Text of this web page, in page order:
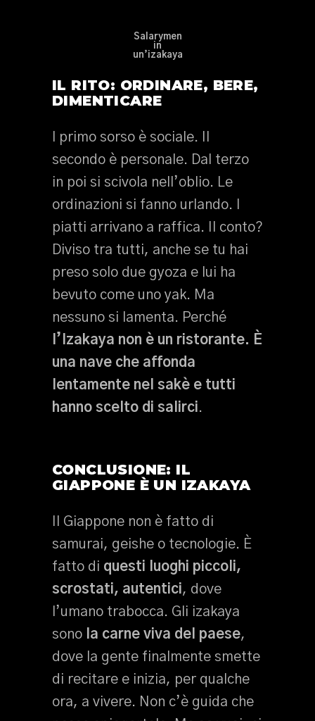
Salarymen
in
un’izakaya
IL RITO: ORDINARE, BERE,
DIMENTICARE
l primo sorso è sociale. Il
secondo è personale. Dal terzo
in poi si scivola nell’oblio. Le
ordinazioni si fanno urlando. I
piatti arrivano a raffica. Il conto?
Diviso tra tutti, anche se tu hai
preso solo due gyoza e lui ha
bevuto come uno yak. Ma
nessuno si lamenta. Perché
l’Izakaya non è un ristorante. È
una nave che affonda
lentamente nel sakè e tutti
hanno scelto di salirci.
CONCLUSIONE: IL
GIAPPONE È UN IZAKAYA
Il Giappone non è fatto di
samurai, geishe o tecnologie. È
fatto di questi luoghi piccoli,
scrostati, autentici, dove
l’umano trabocca. Gli izakaya
sono la carne viva del paese,
dove la gente finalmente smette
di recitare e inizia, per qualche
ora, a vivere. Non c’è guida che